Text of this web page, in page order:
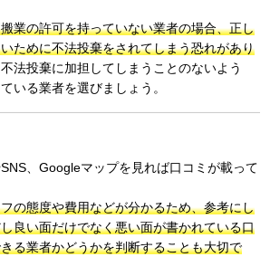
業の許可を持っていない業者の場合、正し
ために不法投棄をされてしまう恐れがあり
法投棄に加担してしまうことのないよう
いる業者を選びましょう。
、Googleマップを見れば口コミが載って
の態度や費用などが分かるため、参考にし
良い面だけでなく悪い面が書かれている口
る業者かどうかを判断することも大切で